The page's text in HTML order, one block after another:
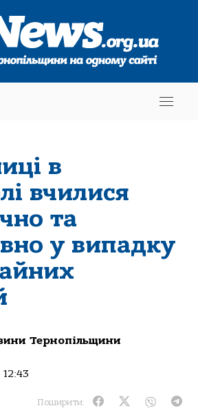
в
вчилися
та
у випадку
Тернопільщини
Поширити: